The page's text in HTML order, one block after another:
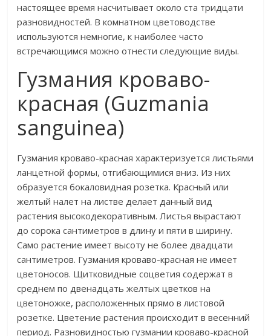
настоящее время насчитывает около ста тридцати
разновидностей. В комнатном цветоводстве
используются немногие, к наиболее часто
встречающимся можно отнести следующие виды.
Гузмания кроваво-
красная (Guzmania
sanguinea)
Гузмания кроваво-красная характеризуется листьями
ланцетной формы, отгибающимися вниз. Из них
образуется бокаловидная розетка. Красный или
желтый налет на листве делает данный вид
растения высокодекоративным. Листья вырастают
до сорока сантиметров в длину и пяти в ширину.
Само растение имеет высоту не более двадцати
сантиметров. Гузмания кроваво-красная не имеет
цветоносов. Щитковидные соцветия содержат в
среднем по двенадцать желтых цветков на
цветоножке, расположенных прямо в листовой
розетке. Цветение растения происходит в весенний
период. Разновидностью гузмании кроваво-красной